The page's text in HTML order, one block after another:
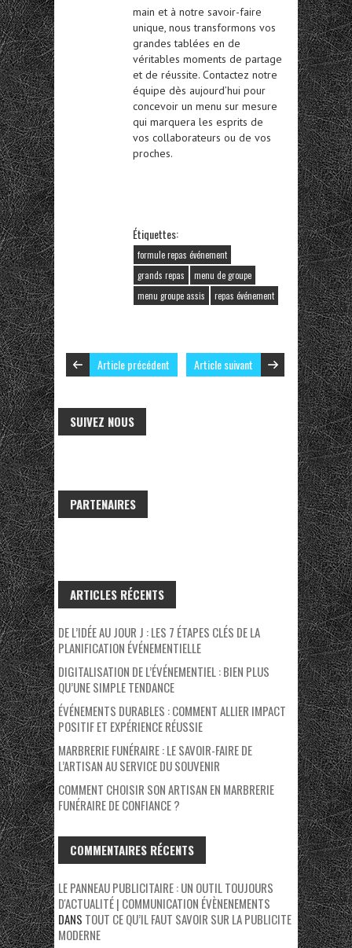
main et à notre savoir-faire
unique, nous transformons vos
grandes tablées en de
véritables moments de partage
et de réussite. Contactez notre
équipe dès aujourd’hui pour
concevoir un menu sur mesure
qui marquera les esprits de
vos collaborateurs ou de vos
proches.
Étiquettes:
formule repas événement
grands repas
menu de groupe
menu groupe assis
repas événement
Article précédent Article suivant
SUIVEZ NOUS
PARTENAIRES
ARTICLES RÉCENTS
DE L’IDÉE AU JOUR J : LES 7 ÉTAPES CLÉS DE LA
PLANIFICATION ÉVÉNEMENTIELLE
DIGITALISATION DE L’ÉVÉNEMENTIEL : BIEN PLUS
QU’UNE SIMPLE TENDANCE
ÉVÉNEMENTS DURABLES : COMMENT ALLIER IMPACT
POSITIF ET EXPÉRIENCE RÉUSSIE
MARBRERIE FUNÉRAIRE : LE SAVOIR-FAIRE DE
L’ARTISAN AU SERVICE DU SOUVENIR
COMMENT CHOISIR SON ARTISAN EN MARBRERIE
FUNÉRAIRE DE CONFIANCE ?
COMMENTAIRES RÉCENTS
LE PANNEAU PUBLICITAIRE : UN OUTIL TOUJOURS
D'ACTUALITÉ | COMMUNICATION ÉVÈNENEMENTS
DANS TOUT CE QU’IL FAUT SAVOIR SUR LA PUBLICITE
MODERNE